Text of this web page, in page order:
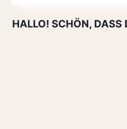
BROT
HALLO! SCHÖN, DASS